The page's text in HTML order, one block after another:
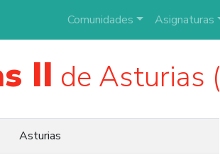
Comunidades Asignaturas
II de Asturias
Asturias